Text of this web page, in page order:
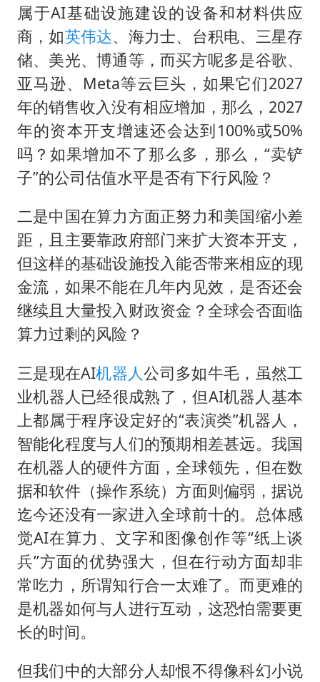
属于AI基础设施建设的设备和材料供应
商，如英伟达、海力士、台积电、三星存
储、美光、博通等，而买方呢多是谷歌、
亚马逊、Meta等云巨头，如果它们2027
年的销售收入没有相应增加，那么，2027
年的资本开支增速还会达到100%或50%
吗？如果增加不了那么多，那么，“卖铲
子”的公司估值水平是否有下行风险？
二是中国在算力方面正努力和美国缩小差
距，且主要靠政府部门来扩大资本开支，
但这样的基础设施投入能否带来相应的现
金流，如果不能在几年内见效，是否还会
继续且大量投入财政资金？全球会否面临
算力过剩的风险？
三是现在AI机器人公司多如牛毛，虽然工
业机器人已经很成熟了，但AI机器人基本
上都属于程序设定好的“表演类”机器人，
智能化程度与人们的预期相差甚远。我国
在机器人的硬件方面，全球领先，但在数
据和软件（操作系统）方面则偏弱，据说
迄今还没有一家进入全球前十的。总体感
觉AI在算力、文字和图像创作等“纸上谈
兵”方面的优势强大，但在行动方面却非
常吃力，所谓知行合一太难了。而更难的
是机器如何与人进行互动，这恐怕需要更
长的时间。
但我们中的大部分人却恨不得像科幻小说